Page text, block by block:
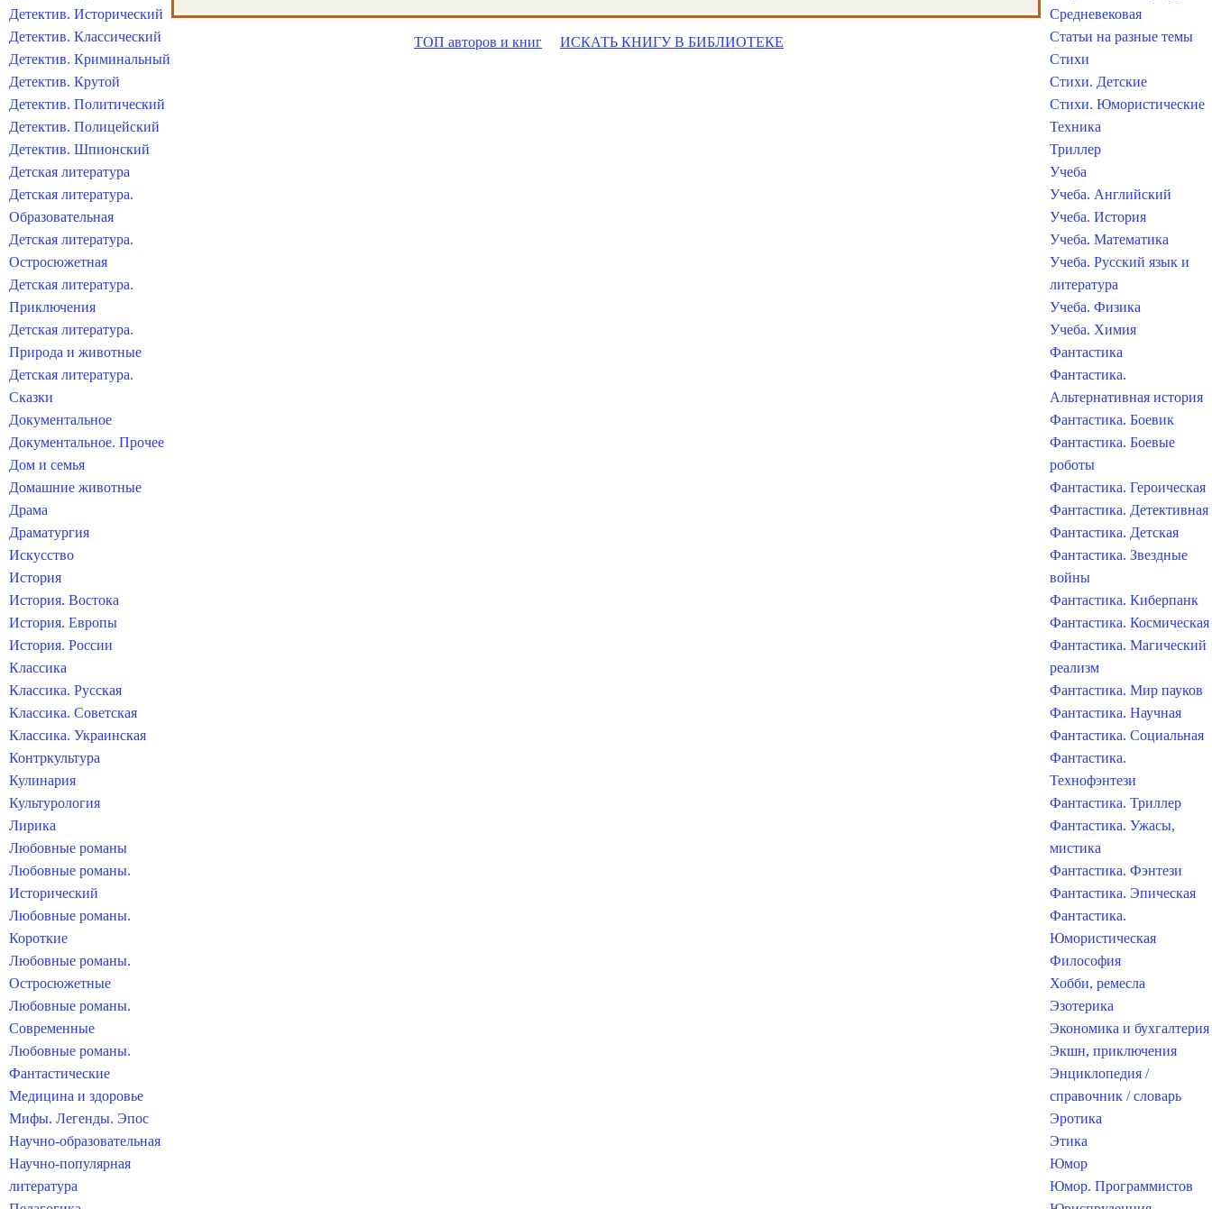
ТОП авторов и книг ИСКАТЬ КНИГУ В БИБЛИОТЕКЕ
Детектив. Исторический
Детектив. Классический
Детектив. Криминальный
Детектив. Крутой
Детектив. Политический
Детектив. Полицейский
Детектив. Шпионский
Детская литература
Детская литература.
Образовательная
Детская литература.
Остросюжетная
Детская литература.
Приключения
Детская литература.
Природа и животные
Детская литература.
Сказки
Документальное
Документальное. Прочее
Дом и семья
Домашние животные
Драма
Драматургия
Искусство
История
История. Востока
История. Европы
История. России
Классика
Классика. Русская
Классика. Советская
Классика. Украинская
Контркультура
Кулинария
Культурология
Лирика
Любовные романы
Любовные романы.
Исторический
Любовные романы.
Короткие
Любовные романы.
Остросюжетные
Любовные романы.
Современные
Любовные романы.
Фантастические
Медицина и здоровье
Мифы. Легенды. Эпос
Научно-образовательная
Научно-популярная
литература
Средневековая
Статьи на разные темы
Стихи
Стихи. Детские
Стихи. Юмористические
Техника
Триллер
Учеба
Учеба. Английский
Учеба. История
Учеба. Математика
Учеба. Русский язык и
литература
Учеба. Физика
Учеба. Химия
Фантастика
Фантастика.
Альтернативная история
Фантастика. Боевик
Фантастика. Боевые
роботы
Фантастика. Героическая
Фантастика. Детективная
Фантастика. Детская
Фантастика. Звездные
войны
Фантастика. Киберпанк
Фантастика. Космическая
Фантастика. Магический
реализм
Фантастика. Мир пауков
Фантастика. Научная
Фантастика. Социальная
Фантастика.
Технофэнтези
Фантастика. Триллер
Фантастика. Ужасы,
мистика
Фантастика. Фэнтези
Фантастика. Эпическая
Фантастика.
Юмористическая
Философия
Хобби, ремесла
Эзотерика
Экономика и бухгалтерия
Экшн, приключения
Энциклопедия /
справочник / словарь
Эротика
Этика
Юмор
Юмор. Программистов